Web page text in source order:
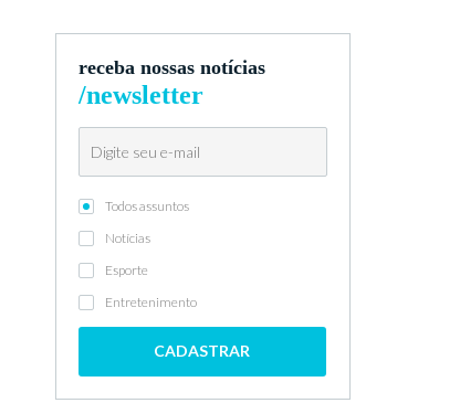
receba nossas notícias
/newsletter
Todos assuntos
Notícias
Esporte
Entretenimento
CADASTRAR